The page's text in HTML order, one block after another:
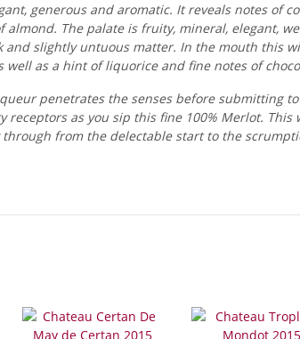
generous and aromatic. It reveals notes of
almond. The palate is fruity, mineral, elegant,
and slightly untuous matter. In the mouth this
well as a hint of liquorice and fine notes of
penetrates the senses before submitting
receptors as you sip this fine 100% Merlot.
from the delectable start to the